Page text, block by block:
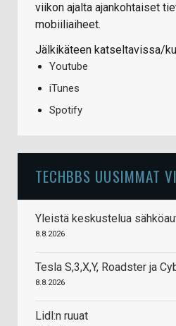
viikon ajalta ajankohtaiset
mobiiliaiheet.
Jälkikäteen katseltavissa/
Youtube
iTunes
Spotify
TECHBBS UUSIMMAT
Yleistä keskustelua
8.8.2026
Tesla S,3,X,Y, Roadster ja
8.8.2026
Lidl:n ruuat